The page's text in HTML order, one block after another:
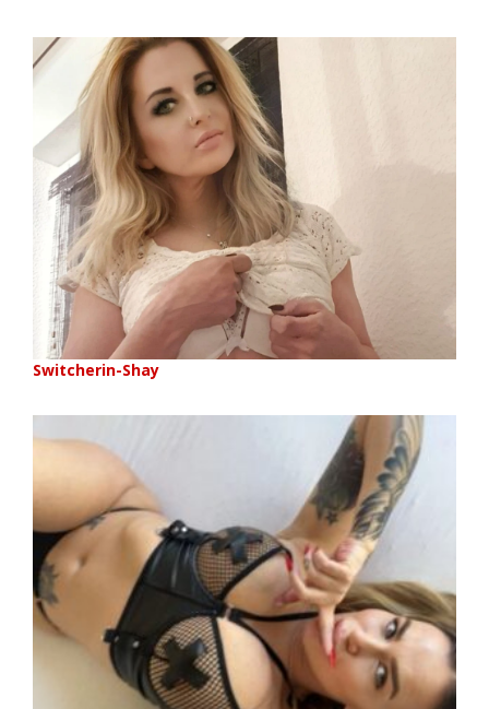
Switcherin-Shay